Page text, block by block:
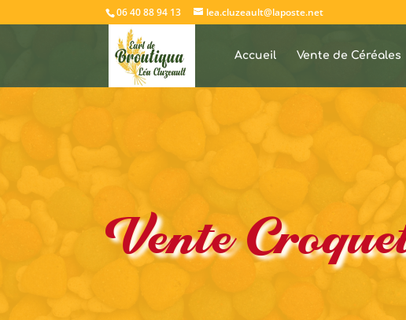
06 40 88 94 13 lea.cluzeault@laposte.net
Accueil Vente de Céréales
Vente